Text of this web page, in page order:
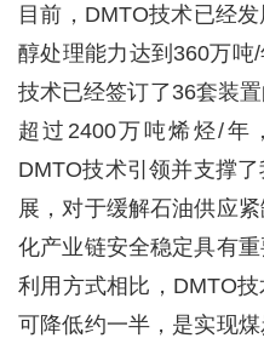
目前，DMTO技术已经
醇处理能力达到360万吨
技术已经签订了36套装
超过2400万吨烯烃/年
DMTO技术引领并支撑
展，对于缓解石油供应
化产业链安全稳定具有
利用方式相比，DMTO
可降低约一半，是实现